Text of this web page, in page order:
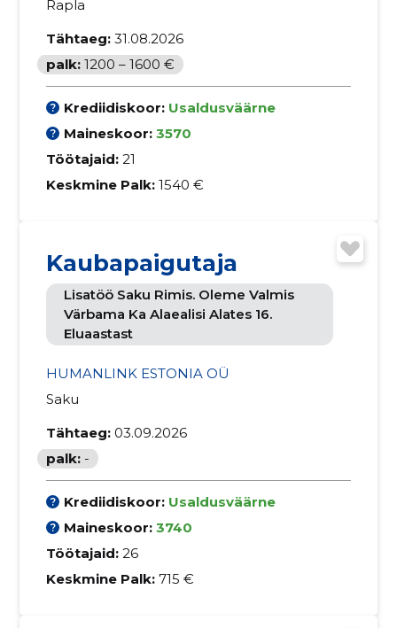
Rapla
Tähtaeg: 31.08.2026
palk: 1200 – 1600 €
Krediidiskoor: Usaldusväärne
Maineskoor: 3570
Töötajaid: 21
Keskmine Palk: 1540 €
Kaubapaigutaja
Lisatöö Saku Rimis. Oleme Valmis
Värbama Ka Alaealisi Alates 16.
Eluaastast
HUMANLINK ESTONIA OÜ
Saku
Tähtaeg: 03.09.2026
palk: -
Krediidiskoor: Usaldusväärne
Maineskoor: 3740
Töötajaid: 26
Keskmine Palk: 715 €